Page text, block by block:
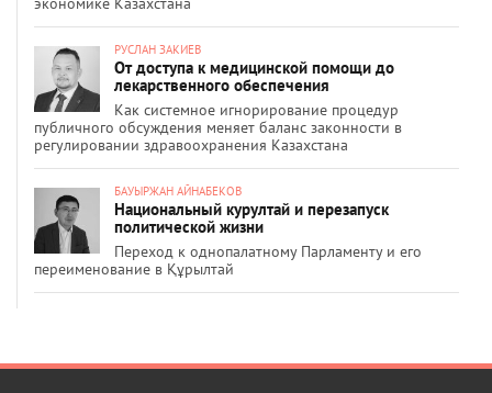
РУСЛАН ЗАКИЕВ
От доступа к медицинской помощи до
лекарственного обеспечения
Как системное игнорирование процедур
публичного обсуждения меняет баланс законности в
регулировании здравоохранения Казахстана
БАУЫРЖАН АЙНАБЕКОВ
Национальный курултай и перезапуск
политической жизни
Переход к однопалатному Парламенту и его
переименование в Құрылтай